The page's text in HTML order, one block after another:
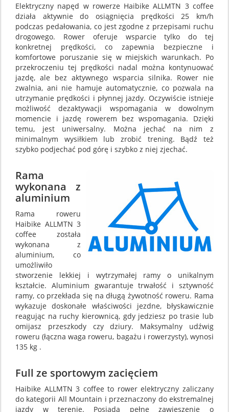
Elektryczny napęd w rowerze Haibike ALLMTN 3 coffee
działa aktywnie do osiągnięcia prędkości 25 km/h
podczas pedałowania, co jest zgodne z przepisami ruchu
drogowego. Rower oferuje wsparcie tylko do tej
konkretnej prędkości, co zapewnia bezpieczne i
komfortowe poruszanie się w miejskich warunkach. Po
przekroczeniu tej prędkości nadal można kontynuować
jazdę, ale bez aktywnego wsparcia silnika. Rower nie
zwalnia, ani nie hamuje automatycznie, co pozwala na
utrzymanie prędkości i płynnej jazdy. Oczywiście istnieje
możliwość dezaktywacji wspomagania w dowolnym
momencie i jazdę rowerem bez wspomagania. Dzięki
temu, jest uniwersalny. Można jechać na nim z
minimalnym wysiłkiem lub zrobić trening. Bądź też
szybko podjechać pod górę i szybko z niej zjechać.
Rama
wykonana z
aluminium
Rama roweru
Haibike ALLMTN 3
coffee została
wykonana z
aluminium, co
umożliwiło
stworzenie lekkiej i wytrzymałej ramy o unikalnym
kształcie. Aluminium gwarantuje trwałość i sztywność
ramy, co przekłada się na długą żywotność roweru. Rama
wykazuje doskonałe właściwości jezdne, błyskawicznie
reagując na ruchy kierownicą, gdy jedziesz po trasie lub
omijasz przeszkody czy dziury. Maksymalny udźwig
roweru (łączna waga roweru, bagażu i rowerzysty), wynosi
135 kg .
Full ze sportowym zacięciem
Haibike ALLMTN 3 coffee to rower elektryczny zaliczany
do kategorii All Mountain i przeznaczony do ekstremalnej
jazdy w terenie. Posiada pełne zawieszenie o